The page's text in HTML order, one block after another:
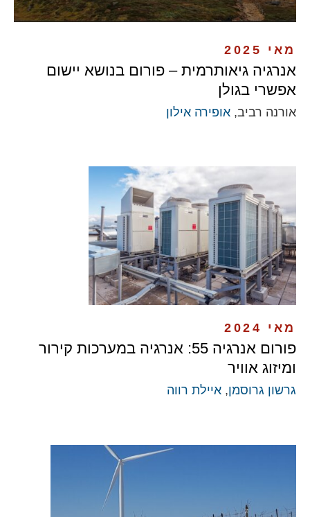
מאי 2025
אנרגיה גיאותרמית – פורום בנושא יישום
אפשרי בגולן
אורנה רביב, אופירה אילון
מאי 2024
פורום אנרגיה 55: אנרגיה במערכות קירור
ומיזוג אוויר
גרשון גרוסמן, איילת רווה